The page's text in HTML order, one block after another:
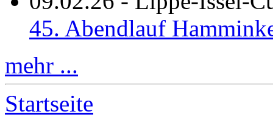
45. Abendlauf
mehr ...
Startseite